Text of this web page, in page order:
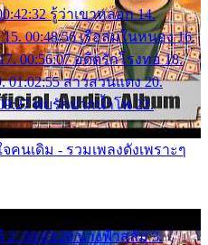
รู้ว่าเขาหลอก 14.
00:48:56 เรือล่มในหนอง 16.
00:56:07 อดีตรักโรงทอ 18.
01:02:55 สาวสวนแตง 20.
พบรักปากน้ำโพ 22.
นเดิม - รวมเพลงดังเพราะๆ
2. 00:03:20 นางฟ้าสลัม 3.